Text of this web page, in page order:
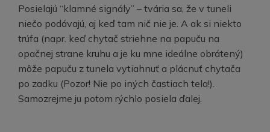
Posielajú “klamné signály” – tvária sa, že v tuneli
niečo podávajú, aj keď tam nič nie je. A ak si niekto
trúfa (napr. keď chytač striehne na papuču na
opačnej strane kruhu a je ku mne ideálne obrátený)
môže papuču z tunela vytiahnuť a plácnuť chytača
po zadku (Pozor! Nie po iných častiach tela!).
Samozrejme ju potom rýchlo posiela ďalej.